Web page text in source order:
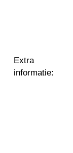
Extra
informatie: